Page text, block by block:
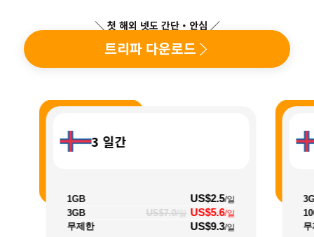
＼ 첫 해외 넷도 간단・안심 ／
트리파 다운로드
3 일간
1GB US$2.5/일
3GB US$7.0/일 US$5.6/일
무제한 US$9.3/일